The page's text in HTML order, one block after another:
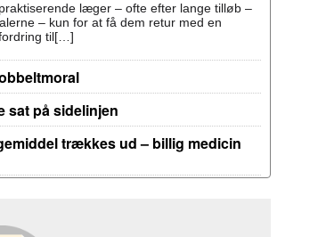
læger – ofte efter lange tilløb –
– kun for at få dem retur med en
til[…]
sat på sidelinjen
trækkes ud – billig medicin